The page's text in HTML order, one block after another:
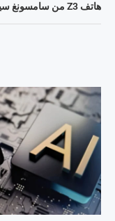
هاتف Z3 من سامسونغ سيغزو قريبا الأسواق الهنديّة :